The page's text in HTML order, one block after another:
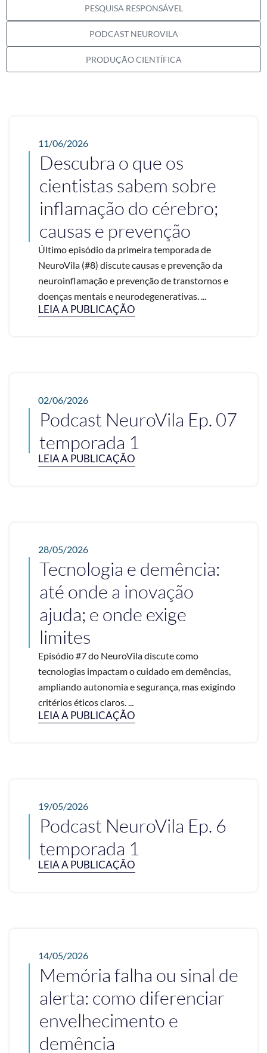
PESQUISA RESPONSÁVEL
PODCAST NEUROVILA
PRODUÇÃO CIENTÍFICA
11/06/2026
Descubra o que os
cientistas sabem sobre
inflamação do cérebro;
causas e prevenção
Último episódio da primeira temporada de
NeuroVila (#8) discute causas e prevenção da
neuroinflamação e prevenção de transtornos e
doenças mentais e neurodegenerativas. ...
LEIA A PUBLICAÇÃO
02/06/2026
Podcast NeuroVila Ep. 07
temporada 1
LEIA A PUBLICAÇÃO
28/05/2026
Tecnologia e demência:
até onde a inovação
ajuda; e onde exige
limites
Episódio #7 do NeuroVila discute como
tecnologias impactam o cuidado em demências,
ampliando autonomia e segurança, mas exigindo
critérios éticos claros. ...
LEIA A PUBLICAÇÃO
19/05/2026
Podcast NeuroVila Ep. 6
temporada 1
LEIA A PUBLICAÇÃO
14/05/2026
Memória falha ou sinal de
alerta: como diferenciar
envelhecimento e
demência